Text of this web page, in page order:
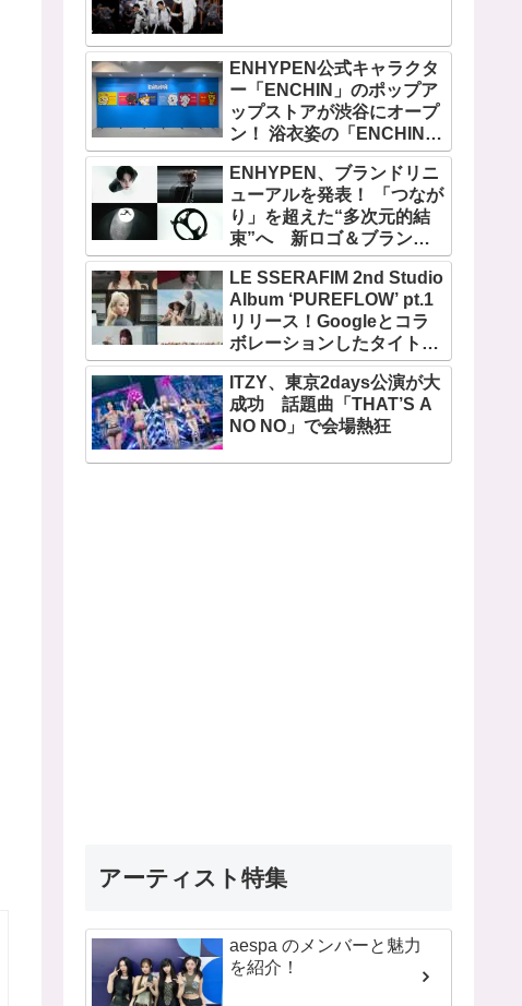
ENHYPEN公式キャラクタ
ー「ENCHIN」のポップア
ップストアが渋谷にオープ
ン！ 浴衣姿の「ENCHIN」
が登場
ENHYPEN、ブランドリニ
ューアルを発表！ 「つなが
り」を超えた“多次元的結
束”へ 新ロゴ＆ブランド
フィルム公開
LE SSERAFIM 2nd Studio
Album ‘PUREFLOW’ pt.1
リリース！Googleとコラ
ボレーションしたタイトル
曲「BOOMPALA」MVも公
開
ITZY、東京2days公演が大
成功 話題曲「THAT’S A
NO NO」で会場熱狂
アーティスト特集
aespa のメンバーと魅力
を紹介！